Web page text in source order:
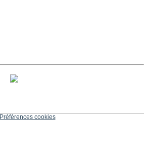
Préférences cookies